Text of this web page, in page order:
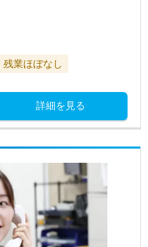
残業ほぼなし
詳細を見る